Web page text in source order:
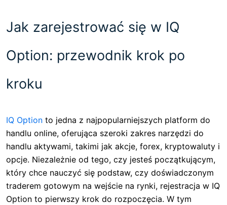
Jak zarejestrować się w IQ
Option: przewodnik krok po
kroku
IQ Option to jedna z najpopularniejszych platform do
handlu online, oferująca szeroki zakres narzędzi do
handlu aktywami, takimi jak akcje, forex, kryptowaluty i
opcje. Niezależnie od tego, czy jesteś początkującym,
który chce nauczyć się podstaw, czy doświadczonym
traderem gotowym na wejście na rynki, rejestracja w IQ
Option to pierwszy krok do rozpoczęcia. W tym